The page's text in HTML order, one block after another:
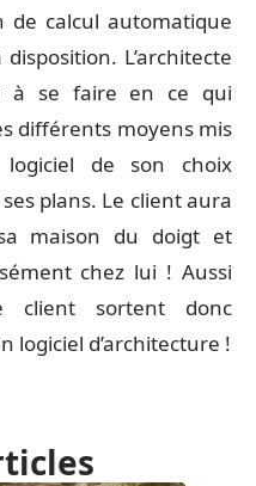
de calcul automatique
L’architecte
à se faire en ce qui
différents moyens mis
de son choix
plans. Le client aura
maison du doigt et
chez lui ! Aussi
client sortent donc
logiciel d’architecture !